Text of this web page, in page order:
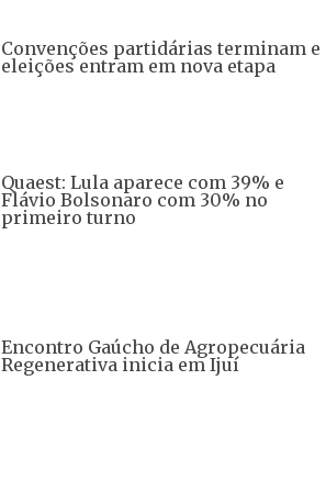
Convenções partidárias terminam e
eleições entram em nova etapa
Quaest: Lula aparece com 39% e
Flávio Bolsonaro com 30% no
primeiro turno
Encontro Gaúcho de Agropecuária
Regenerativa inicia em Ijuí